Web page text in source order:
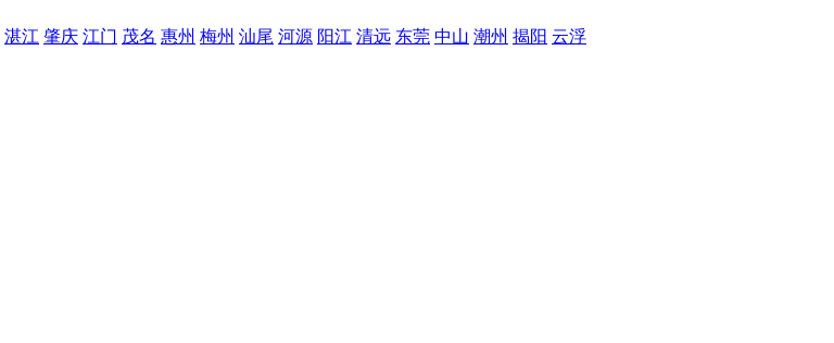
湛江 肇庆 江门 茂名 惠州 梅州 汕尾 河源 阳江 清远 东莞 中山 潮州 揭阳 云浮